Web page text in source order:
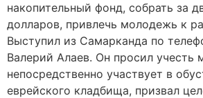
накопительный фонд, собрать за
долларов, привлечь молодежь к
Выступил из Самарканда по
Валерий Алаев. Он просил учесть
непосредственно участвует в
еврейского кладбища, призвал